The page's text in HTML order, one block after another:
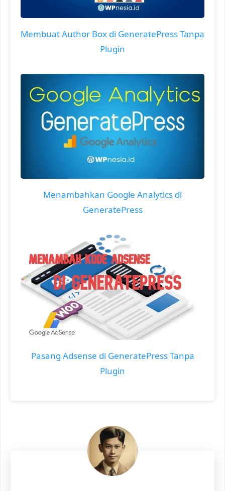
Membuat Author Box di GeneratePress Tanpa
Plugin
Menambahkan Google Analytics di
GeneratePress
Pasang Adsense di GeneratePress Tanpa
Plugin